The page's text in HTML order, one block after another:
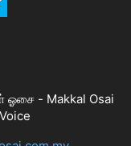
- Makkal Osai